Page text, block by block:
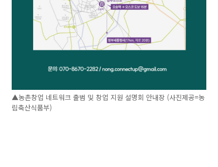
▲농촌창업 네트워크 출범 및 창업 지원 설명회 안내장 (사진제공=농
림축산식품부)